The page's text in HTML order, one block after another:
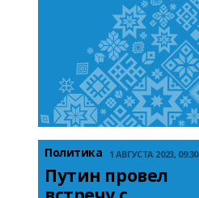
Политика 1 АВГУСТА 2023, 09:30
Путин провел